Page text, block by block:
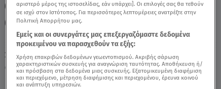
Σάββατο 8 Αυγούστου 2026
22.04.26, 11:57 ΖΩΔΙΑ
ΖΩΔΙΑ ΣΗΜΕΡΑ
BREAKFAST@STAR
ΑΣΤΡΟΛΟΓΙΚΕΣ ΠΡΟΒΛΕΨΕΙΣ
αριστερό μέρος της ιστοσελίδας, εάν υπάρχει]. Οι επιλογές σας θα τεθούν
σε ισχύ στον Ιστότοπος. Για περισσότερες λεπτομέρειες ανατρέξτε στην
Πολιτική Απορρήτου μας.
Εμείς και οι συνεργάτες μας επεξεργαζόμαστε δεδομένα
προκειμένου να παρασχεθούν τα εξής:
Χρήση επακριβών δεδομένων γεωεντοπισμού. Ακριβής σάρωση
χαρακτηριστικών συσκευής για αναγνώριση ταυτότητας. Αποθήκευση ή/
και πρόσβαση στα δεδομένα μιας συσκευής. Εξατομικευμένη διαφήμιση
και περιεχόμενο, μέτρηση διαφήμισης και περιεχομένου, έρευνα κοινού
και ανάπτυξη υπηρεσιών.